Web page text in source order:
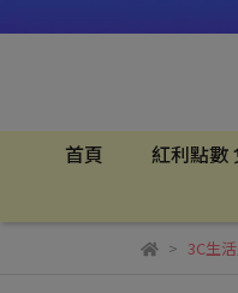
首頁 紅利點數
3C生